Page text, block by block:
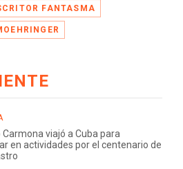
FANTASMA
Carmona viajó a Cuba para
en actividades por el centenario de